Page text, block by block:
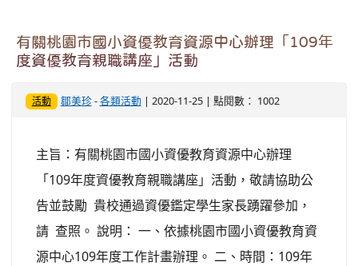
有關桃園市國小資優教育資源中心辦理「109年
度資優教育親職講座」活動
活動 鄒美珍-各類活動 | 2020-11-25 | 點閱數： 1002
主旨：有關桃園市國小資優教育資源中心辦理
「109年度資優教育親職講座」活動，敬請協助公
告並鼓勵 貴校通過資優鑑定學生家長踴躍參加，
請 查照。 說明： 一、依據桃園市國小資優教育資
源中心109年度工作計畫辦理。 二、時間：109年